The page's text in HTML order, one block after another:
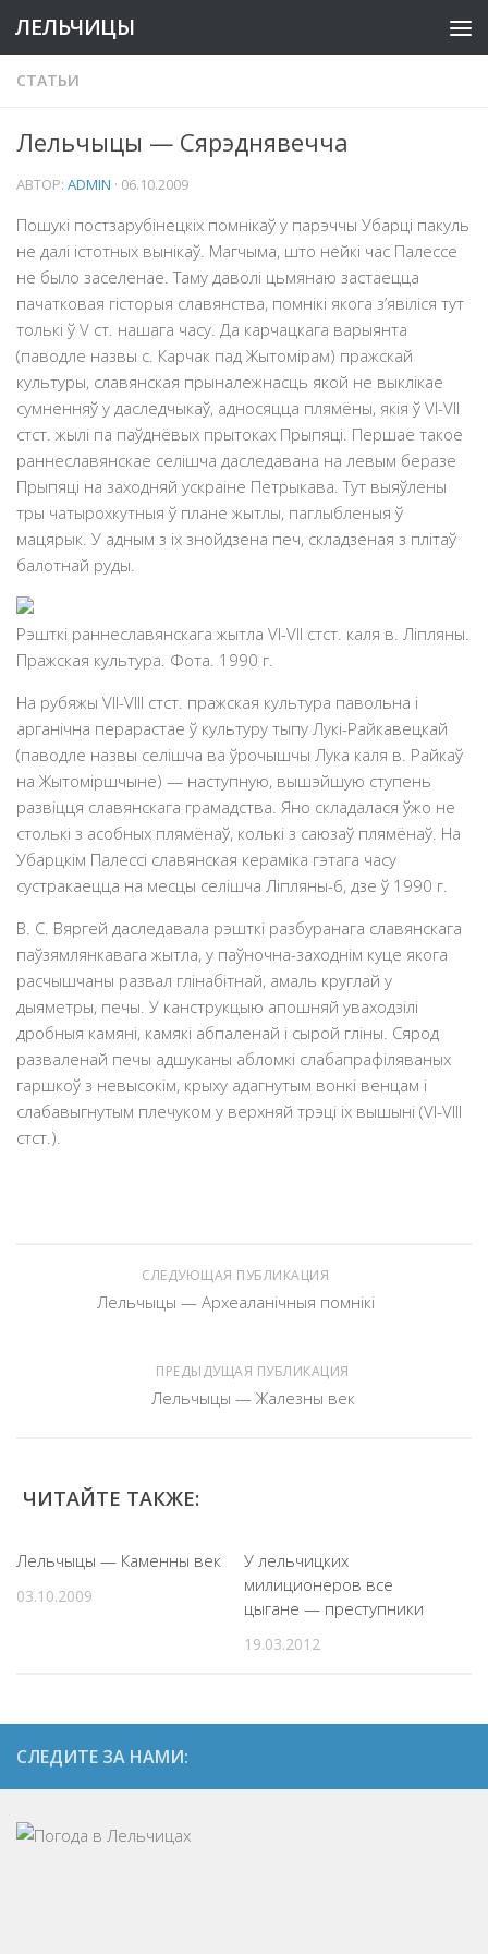
ЛЕЛЬЧИЦЫ
СТАТЬИ
Лельчыцы — Сярэднявечча
АВТОР: ADMIN · 06.10.2009
Пошукі постзарубінецкіх помнікаў у парэччы Убарці пакуль
не далі істотных вынікаў. Магчыма, што нейкі час Палессе
не было заселенае. Таму даволі цьмянаю застаецца
пачатковая гісторыя славянства, помнікі якога з’явіліся тут
толькі ў V ст. нашага часу. Да карчацкага варыянта
(паводле назвы с. Карчак пад Жытомiрам) пражскай
культуры, славянская прыналежнасць якой не выклікае
сумненняў у даследчыкаў, адносяцца плямёны, якiя ў VI-VII
стст. жылi па паўднёвых прытоках Прыпяцi. Першае такое
раннеславянскае селішча даследавана на левым беразе
Прыпяці на заходняй ускраіне Петрыкава. Тут выяўлены
тры чатырохкутныя ў плане жытлы, паглыбленыя ў
мацярык. У адным з іх знойдзена печ, складзеная з плітаў
балотнай руды.
Рэшткі раннеславянскага жытла VI-VII стст. каля в. Ліпляны.
Пражская культура. Фота. 1990 г.
На рубяжы VII-VIII стст. пражская культура павольна і
арганічна перарастае ў культуру тыпу Лукі-Райкавецкай
(паводле назвы селішча ва ўрочышчы Лука каля в. Райкаў
на Жытоміршчыне) — наступную, вышэйшую ступень
развіцця славянскага грамадства. Яно складалася ўжо не
столькі з асобных плямёнаў, колькі з саюзаў плямёнаў. На
Убарцкім Палессі славянская кераміка гэтага часу
сустракаецца на месцы селішча Ліпляны-6, дзе ў 1990 г.
В. С. Вяргей даследавала рэшткі разбуранага славянскага
паўзямлянкавага жытла, у паўночна-заходнiм куце якога
расчышчаны развал глінабітнай, амаль круглай у
дыяметры, печы. У канструкцыю апошняй уваходзілі
дробныя камяні, камякі абпаленай і сырой гліны. Сярод
разваленай печы адшуканы абломкі слабапрафiляваных
гаршкоў з невысокім, крыху адагнутым вонкі венцам і
слабавыгнутым плечуком у верхняй трэці іх вышыні (VI-VIII
стст.).
СЛЕДУЮЩАЯ ПУБЛИКАЦИЯ
Лельчыцы — Археаланічныя помнікі
ПРЕДЫДУЩАЯ ПУБЛИКАЦИЯ
Лельчыцы — Жалезны век
ЧИТАЙТЕ ТАКЖЕ:
Лельчыцы — Каменны век
03.10.2009
У лельчицких
милиционеров все
цыгане — преступники
19.03.2012
СЛЕДИТЕ ЗА НАМИ: